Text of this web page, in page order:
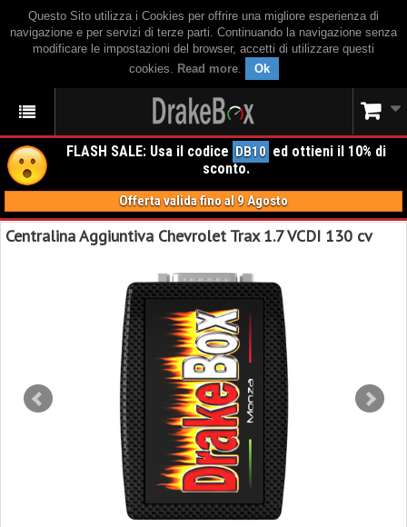
Questo Sito utilizza i Cookies per offrire una migliore esperienza di
navigazione e per servizi di terze parti. Continuando la navigazione senza
modificare le impostazioni del browser, accetti di utilizzare questi
cookies. Read more. Ok
FLASH SALE: Usa il codice DB10 ed ottieni il 10% di
sconto.
Offerta valida fino al 9 Agosto
Centralina Aggiuntiva Chevrolet Trax 1.7 VCDI 130 cv